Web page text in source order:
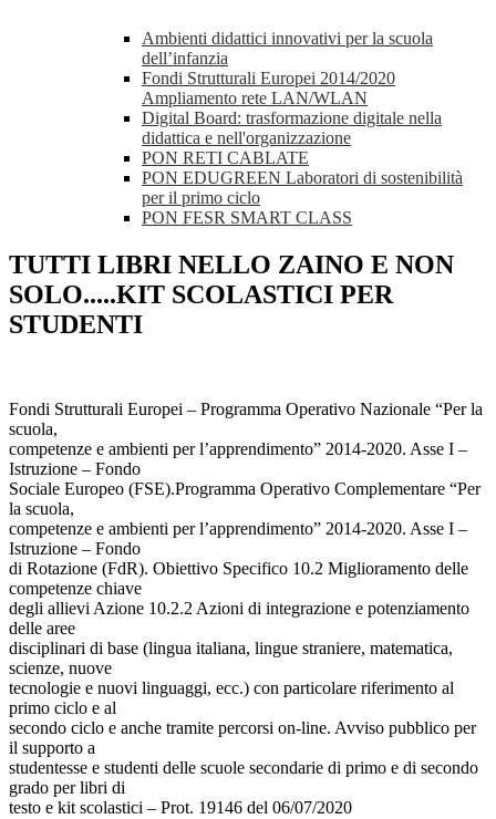
Ambienti didattici innovativi per la scuola
dell’infanzia
Fondi Strutturali Europei 2014/2020
Ampliamento rete LAN/WLAN
Digital Board: trasformazione digitale nella
didattica e nell'organizzazione
PON RETI CABLATE
PON EDUGREEN Laboratori di sostenibilità
per il primo ciclo
PON FESR SMART CLASS
TUTTI LIBRI NELLO ZAINO E NON
SOLO.....KIT SCOLASTICI PER
STUDENTI
Fondi Strutturali Europei – Programma Operativo Nazionale “Per la
scuola,
competenze e ambienti per l’apprendimento” 2014-2020. Asse I –
Istruzione – Fondo
Sociale Europeo (FSE).Programma Operativo Complementare “Per
la scuola,
competenze e ambienti per l’apprendimento” 2014-2020. Asse I –
Istruzione – Fondo
di Rotazione (FdR). Obiettivo Specifico 10.2 Miglioramento delle
competenze chiave
degli allievi Azione 10.2.2 Azioni di integrazione e potenziamento
delle aree
disciplinari di base (lingua italiana, lingue straniere, matematica,
scienze, nuove
tecnologie e nuovi linguaggi, ecc.) con particolare riferimento al
primo ciclo e al
secondo ciclo e anche tramite percorsi on-line. Avviso pubblico per
il supporto a
studentesse e studenti delle scuole secondarie di primo e di secondo
grado per libri di
testo e kit scolastici – Prot. 19146 del 06/07/2020